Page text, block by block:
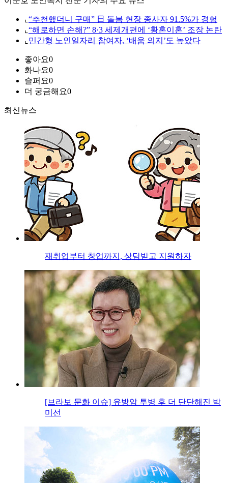
⌞ “추천했더니 구매” 日 돌봄 현장 종사자 91.5%가 경험
⌞ “해로하면 손해?” 8·3 세제개편에 ‘황혼이혼’ 조장 논란
⌞ 민간형 노인일자리 참여자, ‘배움 의지’도 높았다
좋아요0
화나요0
슬퍼요0
더 궁금해요0
최신뉴스
재취업부터 창업까지, 상담받고 지원하자
[브라보 문화 이슈] 유방암 투병 후 더 단단해진 박
미선